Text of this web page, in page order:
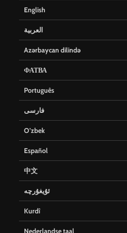
English
العربية
Azərbaycan dilində
ФАТВА
Português
فارسی
O’zbek
Español
中文
ئۇيغۇرچە
Kurdî
Nederlandse taal